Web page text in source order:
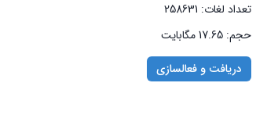
تعداد لغات: 258631
حجم: 17.65 مگابایت
دریافت و فعالسازی